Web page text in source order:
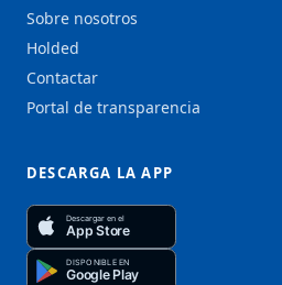
Sobre nosotros
Holded
Contactar
Portal de transparencia
DESCARGA LA APP
Descargar en el
App Store
DISPONIBLE EN
Google Play